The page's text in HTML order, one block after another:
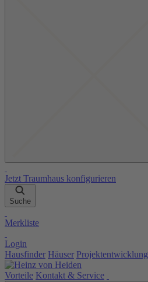
Jetzt Traumhaus konfigurieren
Suche
Merkliste
Login
Hausfinder Häuser Projektentwicklung
Vorteile Kontakt & Service